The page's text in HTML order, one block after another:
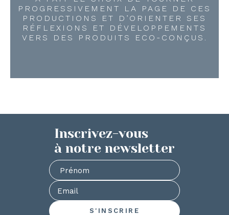
PROGRESSIVEMENT LA PAGE DE CES
PRODUCTIONS ET D’ORIENTER SES
RÉFLEXIONS ET DÉVELOPPEMENTS
VERS DES PRODUITS ECO-CONÇUS.
Inscrivez-vous
à notre newsletter